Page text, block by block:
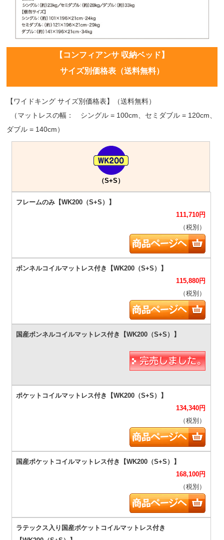
【コンフィアンサ 収納ベッド】
サイズ別価格表（送料無料）
【ワイドキング サイズ別価格表】（送料無料）
（マットレスの幅： シングル = 100cm、セミダブル = 120cm、
ダブル = 140cm）
（S+S）
111,710円
（税別）
115,880円
（税別）
134,340円
（税別）
168,100円
（税別）